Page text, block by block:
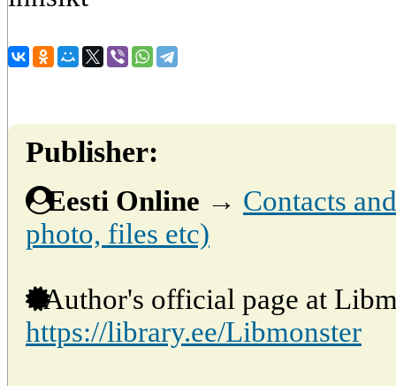
Publisher:
Eesti Online → Contacts
photo, files etc)
Author's official page at
https://library.ee/Libmonster